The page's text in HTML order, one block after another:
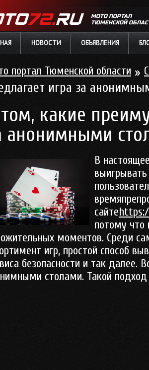
МОТО ПОРТАЛ
ТЮМЕНСКОЙ
НОВОСТИ ОБЪЯВЛЕНИЯ
портал Тюменской области »
игра за
какие
анонимными
В
сайте
потому что
моментов. Среди
игр, простой способ
безопасности и так далее.
столами. Такой